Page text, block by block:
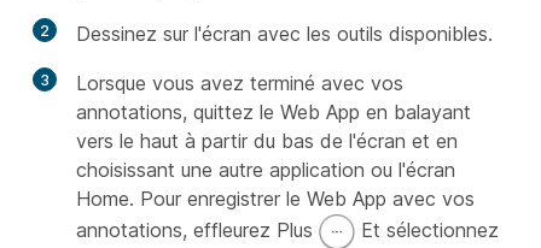
2 Dessinez sur l'écran avec les outils disponibles.
3
Lorsque vous avez terminé avec vos
annotations, quittez le Web App en balayant
vers le haut à partir du bas de l'écran et en
choisissant une autre application ou l'écran
Home. Pour enregistrer le Web App avec vos
annotations, effleurez Plus
Et sélectionnez